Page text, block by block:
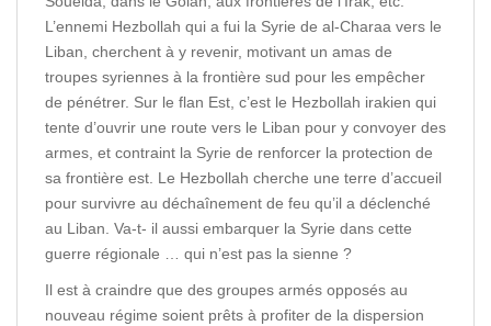
L’ennemi Hezbollah qui a fui la Syrie de al-Charaa vers le
Liban, cherchent à y revenir, motivant un amas de
troupes syriennes à la frontière sud pour les empêcher
de pénétrer. Sur le flan Est, c’est le Hezbollah irakien qui
tente d’ouvrir une route vers le Liban pour y convoyer des
armes, et contraint la Syrie de renforcer la protection de
sa frontière est. Le Hezbollah cherche une terre d’accueil
pour survivre au déchaînement de feu qu’il a déclenché
au Liban. Va-t- il aussi embarquer la Syrie dans cette
guerre régionale … qui n’est pas la sienne ?
Il est à craindre que des groupes armés opposés au
nouveau régime soient prêts à profiter de la dispersion